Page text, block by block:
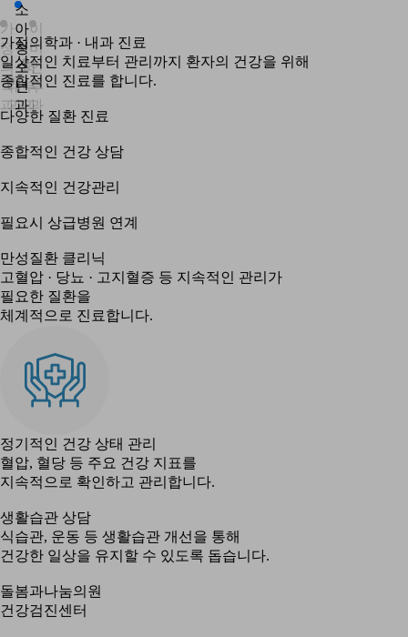
가
정
의
학
과
내
과
소
아
청
소
년
과
피
부
과
이
비
인
후
과
가정의학과 · 내과 진료
일상적인 치료부터 관리까지 환자의 건강을 위해
종합적인 진료를 합니다.
다양한 질환 진료
종합적인 건강 상담
지속적인 건강관리
필요시 상급병원 연계
만성질환 클리닉
고혈압 · 당뇨 · 고지혈증 등 지속적인 관리가
필요한 질환을
체계적으로 진료합니다.
정기적인 건강 상태 관리
혈압, 혈당 등 주요 건강 지표를
지속적으로 확인하고 관리합니다.
생활습관 상담
식습관, 운동 등 생활습관 개선을 통해
건강한 일상을 유지할 수 있도록 돕습니다.
돌봄과나눔의원
건강검진센터